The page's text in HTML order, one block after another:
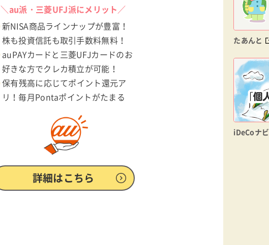
＼au派・三菱UFJ派にメリット／
新NISA商品ラインナップが豊富！
株も投資信託も取引手数料無料！
auPAYカードと三菱UFJカードのお
好きな方でクレカ積立が可能！
保有残高に応じてポイント還元ア
リ！毎月Pontaポイントがたまる
詳細はこちら
たあんと
iDeCoナビ